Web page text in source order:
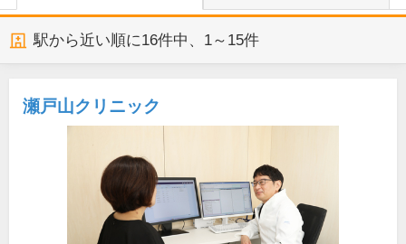
駅から近い順に16件中、 1～15件
瀬戸山クリニック